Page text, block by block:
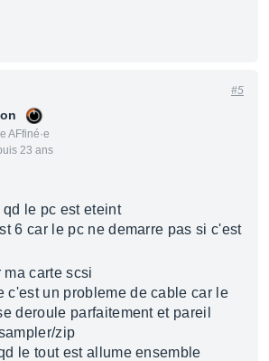
AFfiné·e
23 ans
#5
le pc est eteint
6 car le pc ne demarre pas si c'est
carte scsi
c'est un probleme de cable car le
deroule parfaitement et pareil
zip
le tout est allume ensemble